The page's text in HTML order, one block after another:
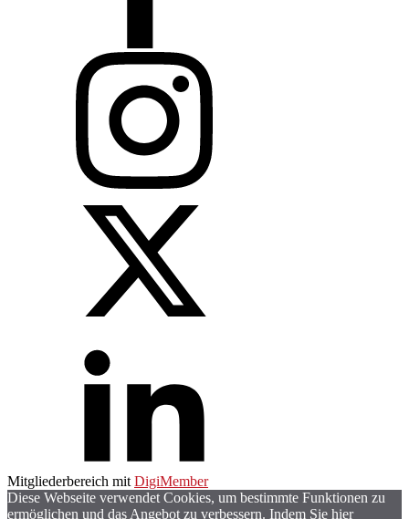
Mitgliederbereich mit DigiMember
Diese Webseite verwendet Cookies, um bestimmte Funktionen zu
ermöglichen und das Angebot zu verbessern. Indem Sie hier